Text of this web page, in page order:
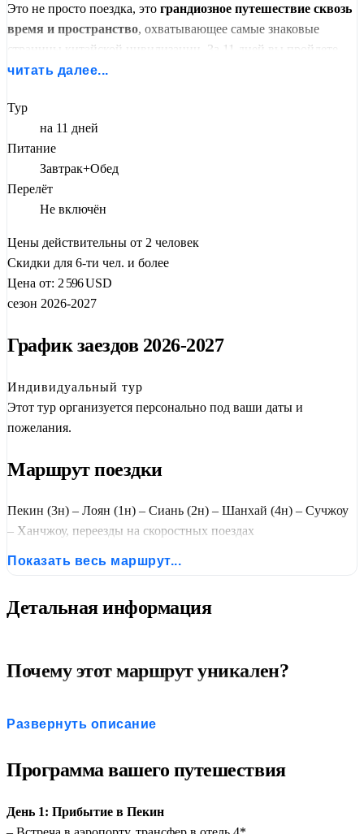
Это не просто поездка, это грандиозное путешествие сквозь
время и пространство, охватывающее самые знаковые
страницы китайской цивилизации. За 11 дней вы пройдете
путь от суровых вершин Великой стены и тишины
Венеции» и туманных чайных плантаций.
Форматиндивидуального тура
наслаждаться глубиной экскурсий без спешки большой
группы. Ваш персональный русскоговорящий гид подстроит
ритм под вас, ответит на любые вопросы и откроет секреты
билеты на современные скоростные поезда, связывающие
шесть древних и современных городов, — уже включена в
программу.
читать далее...
Тур
на 11 дней
Питание
Завтрак+Обед
Перелёт
Не включён
Цены действительны от 2 человек
Скидки для 6-ти чел. и более
Цена от: 2 596USD
сезон 2026-2027
График заездов 2026-2027
Индивидуальный тур
Этот тур организуется персонально под ваши даты и
пожелания.
Маршрут поездки
Пекин (3н) – Лоян (1н) – Сиань (2н) – Шанхай (4н) – Сучжоу
– Ханчжоу, переезды на скоростных поездах
Показать весь маршрут...
Детальная информация
Почему этот маршрут уникален?
локаций : имперский Пекин, буддийские центры Лояна
города юга — Сучжоу и Ханчжоу.
гротовЛунмэньдо встречи с
Развернуть описание
Программа вашего путешествия
День 1: Прибытие в Пекин